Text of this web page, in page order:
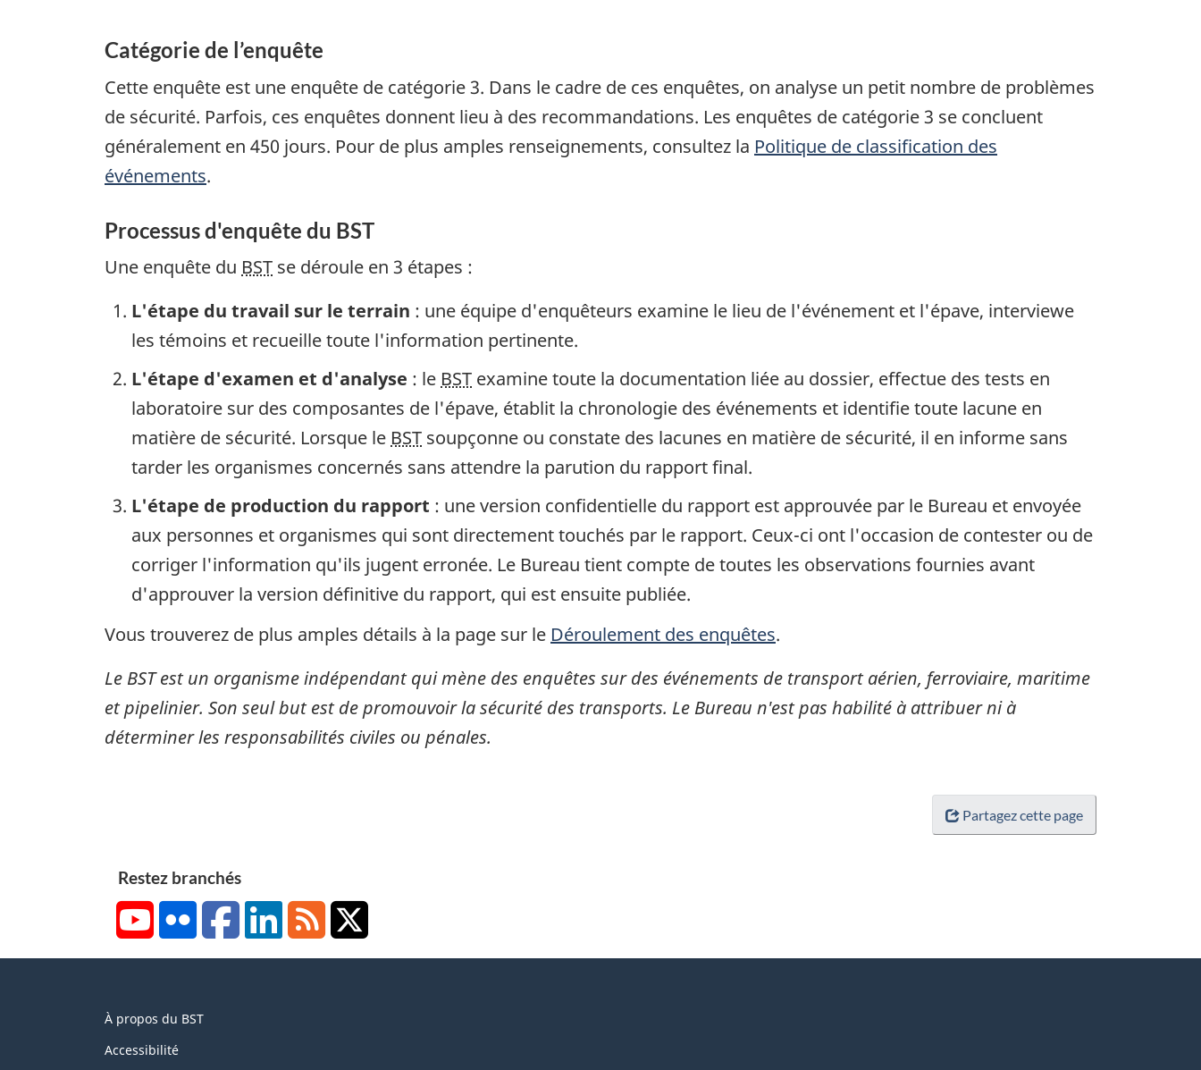
Catégorie de l’enquête
Cette enquête est une enquête de catégorie 3. Dans le cadre de ces enquêtes, on analyse un petit nombre de problèmes
de sécurité. Parfois, ces enquêtes donnent lieu à des recommandations. Les enquêtes de catégorie 3 se concluent
généralement en 450 jours. Pour de plus amples renseignements, consultez la Politique de classification des
événements.
Processus d'enquête du BST
Une enquête du BST se déroule en 3 étapes :
L'étape du travail sur le terrain : une équipe d'enquêteurs examine le lieu de l'événement et l'épave, interviewe
les témoins et recueille toute l'information pertinente.
L'étape d'examen et d'analyse : le BST examine toute la documentation liée au dossier, effectue des tests en
laboratoire sur des composantes de l'épave, établit la chronologie des événements et identifie toute lacune en
matière de sécurité. Lorsque le BST soupçonne ou constate des lacunes en matière de sécurité, il en informe sans
tarder les organismes concernés sans attendre la parution du rapport final.
L'étape de production du rapport : une version confidentielle du rapport est approuvée par le Bureau et envoyée
aux personnes et organismes qui sont directement touchés par le rapport. Ceux-ci ont l'occasion de contester ou de
corriger l'information qu'ils jugent erronée. Le Bureau tient compte de toutes les observations fournies avant
d'approuver la version définitive du rapport, qui est ensuite publiée.
Vous trouverez de plus amples détails à la page sur le Déroulement des enquêtes.
Le BST est un organisme indépendant qui mène des enquêtes sur des événements de transport aérien, ferroviaire, maritime
et pipelinier. Son seul but est de promouvoir la sécurité des transports. Le Bureau n'est pas habilité à attribuer ni à
déterminer les responsabilités civiles ou pénales.
Partagez cette page
Restez branchés
YouTubeFlickr FacebookLinkedInRSS
this
site
À propos du BST
Accessibilité